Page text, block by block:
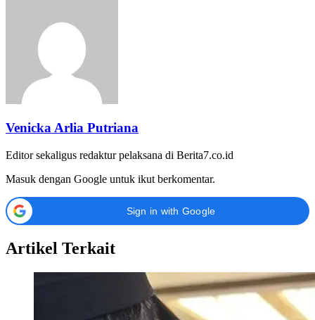
Venicka Arlia Putriana
Editor sekaligus redaktur pelaksana di Berita7.co.id
Masuk dengan Google untuk ikut berkomentar.
Sign in with Google
Artikel Terkait